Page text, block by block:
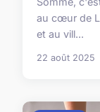
au cœur de
et au vill...
22 août 2025